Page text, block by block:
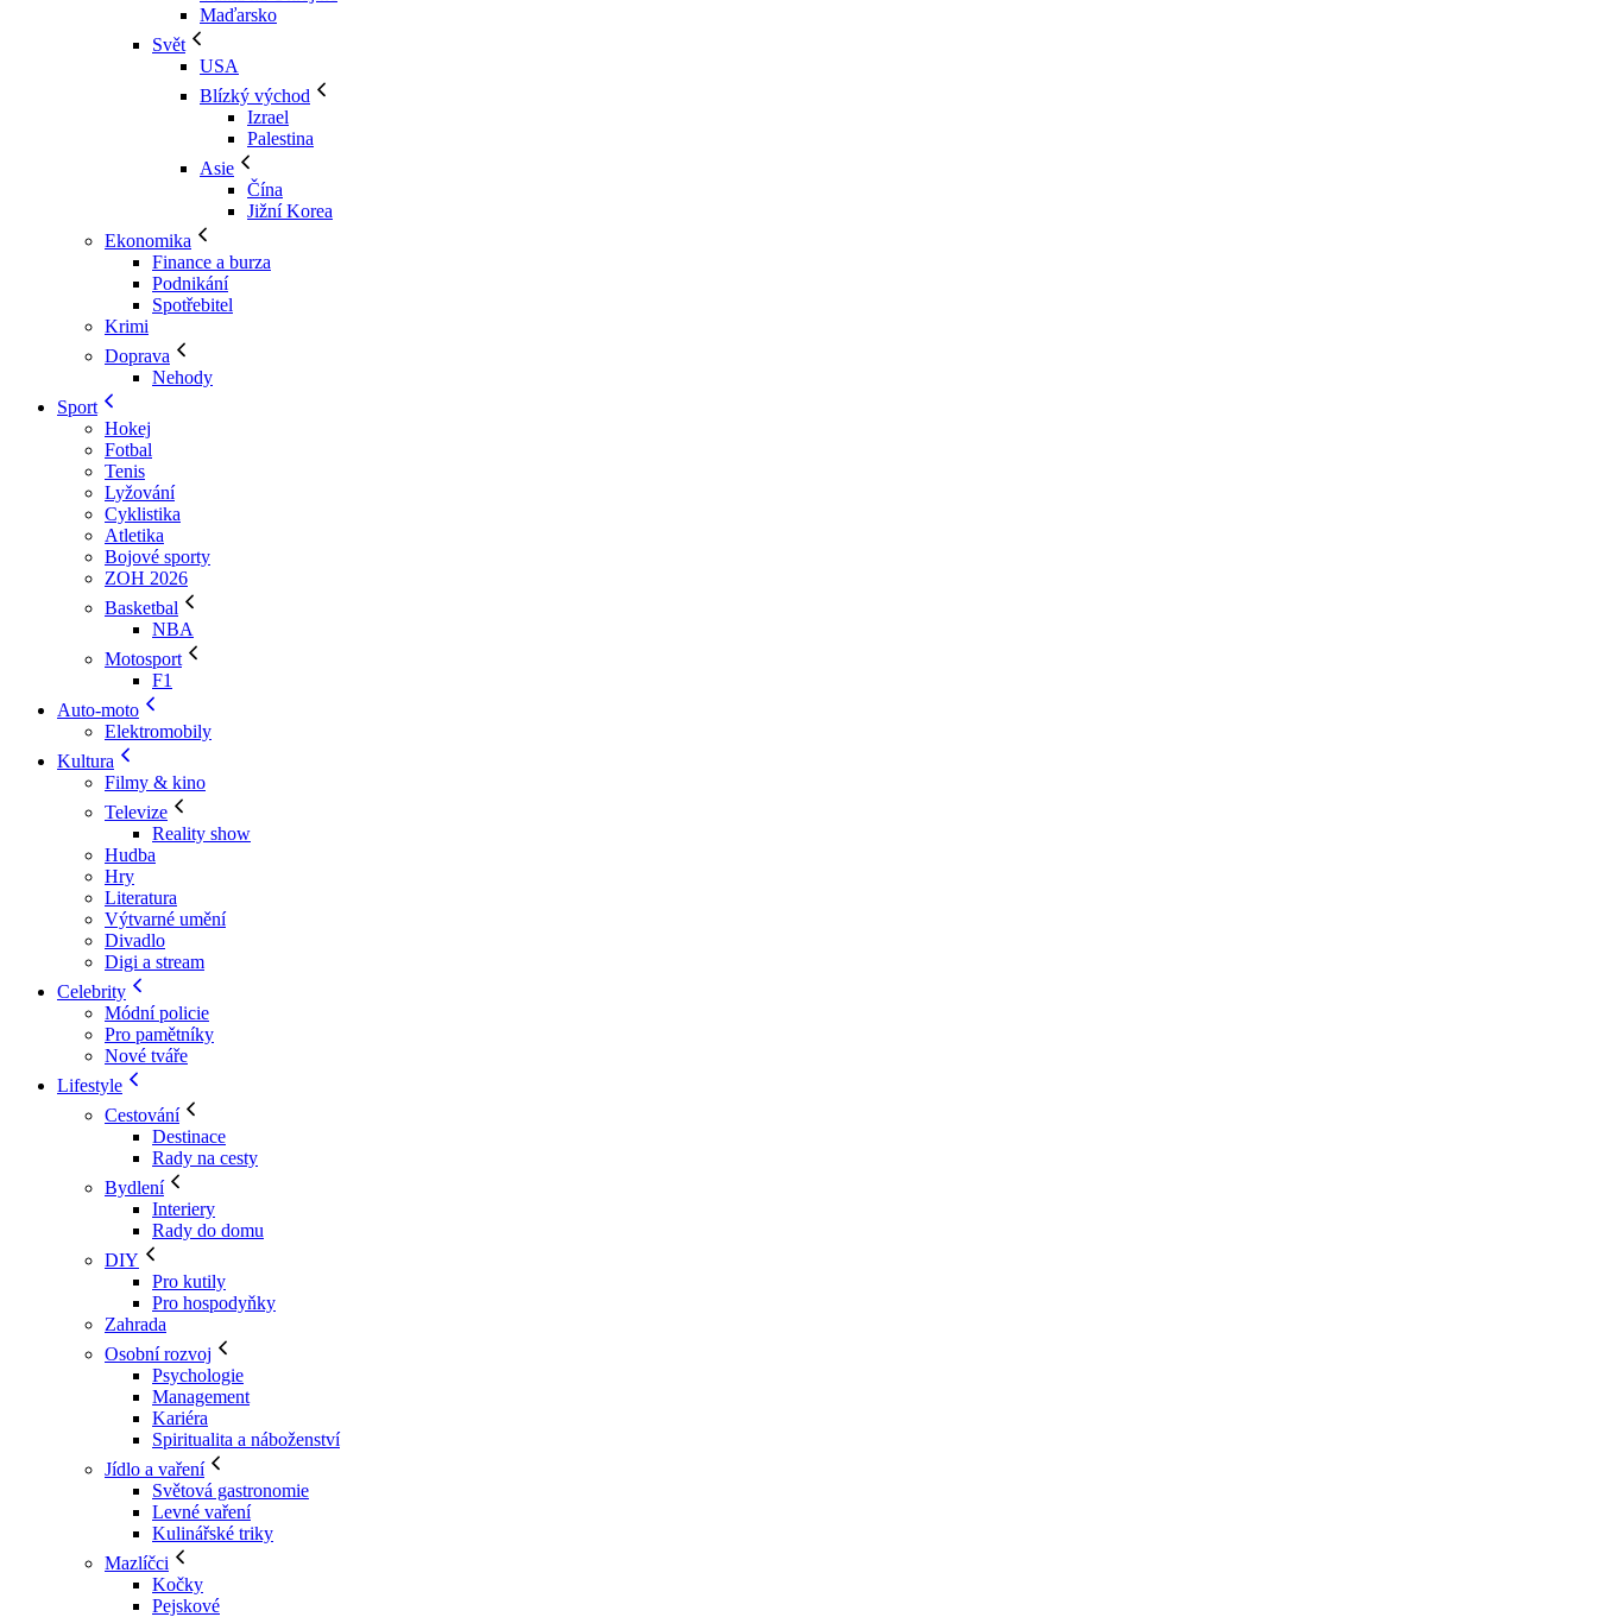
Maďarsko
Svět
USA
Blízký východ
Izrael
Palestina
Asie
Čína
Jižní Korea
Ekonomika
Finance a burza
Podnikání
Spotřebitel
Krimi
Doprava
Nehody
Sport
Hokej
Fotbal
Tenis
Lyžování
Cyklistika
Atletika
Bojové sporty
ZOH 2026
Basketbal
NBA
Motosport
F1
Auto-moto
Elektromobily
Kultura
Filmy & kino
Televize
Reality show
Hudba
Hry
Literatura
Výtvarné umění
Divadlo
Digi a stream
Celebrity
Módní policie
Pro pamětníky
Nové tváře
Lifestyle
Cestování
Destinace
Rady na cesty
Bydlení
Interiery
Rady do domu
DIY
Pro kutily
Pro hospodyňky
Zahrada
Osobní rozvoj
Psychologie
Management
Kariéra
Spiritualita a náboženství
Jídlo a vaření
Světová gastronomie
Levné vaření
Kulinářské triky
Mazlíčci
Kočky
Pejskové